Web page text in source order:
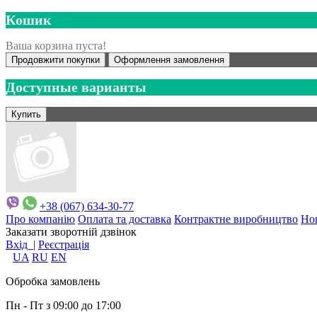
Кошик
Ваша корзина пуста!
Продовжити покупки Оформлення замовлення
Доступные варианты
+38 (067) 634-30-77
Про компанію Оплата та доставка Контрактне виробництво
Заказати зворотній дзвінок
Вхід | Реєстрація
UA RU EN
Обробка замовлень
Пн - Пт з 09:00 до 17:00